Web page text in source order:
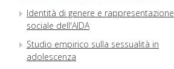
Identità di genere e rappresentazione
sociale dell'AIDA
Studio empirico sulla sessualità in
adolescenza